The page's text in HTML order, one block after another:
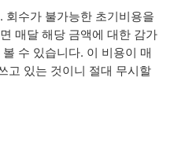
회수가 불가능한 초기비용을
매달 해당 금액에 대한 감가
수 있습니다. 이 비용이 매
고 있는 것이니 절대 무시할